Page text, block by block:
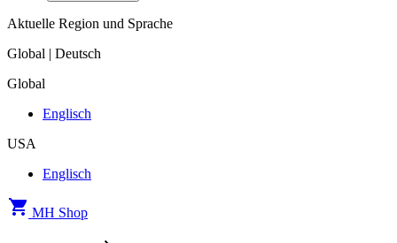
Aktuelle Region und Sprache
Global | Deutsch
Global
Englisch
USA
Englisch
MH Shop